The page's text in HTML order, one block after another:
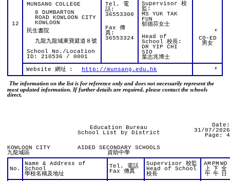
12
MUNSANG COLLEGE
8 DUMBARTON
ROAD KOWLOON CITY
KOWLOON
民生書院
九龍九龍城東寶庭道８號
School No./Location
ID: 210536 / 0001
Tel. 電
話:
36553300
Fax 傳
真:
36553324
Supervisor 校
監:
MS YUK TAK
FUN
郁德芬女士
Head of
School 校長:
DR YIP CHI
SIO
葉志兆博士
*
CO-ED
男女
Website 網址 : http://munsang.edu.hk *
The information on the list is for reference only and does not necessarily represent the
most updated information. If further details are required, please contact the schools
direct.
Education Bureau
School List by District
Date:
31/07/2026
Page: 4
KOWLOON CITY
九龍城區
AIDED SECONDARY SCHOOLS
資助中學
No.
Name & Address of
School
學校名稱及地址
Tel. 電話
Fax 傳真
Supervisor 校監
Head of School
校長
AM
上
午
PM
下
午
WD
全
日